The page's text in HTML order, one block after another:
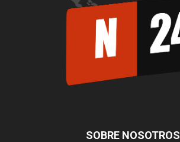
SOBRE NOSOTROS